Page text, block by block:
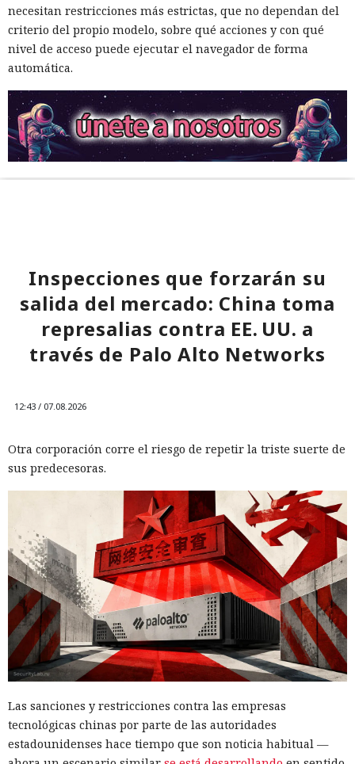
necesitan restricciones más estrictas, que no dependan del
criterio del propio modelo, sobre qué acciones y con qué
nivel de acceso puede ejecutar el navegador de forma
automática.
Inspecciones que forzarán su
salida del mercado: China toma
represalias contra EE. UU. a
través de Palo Alto Networks
12:43 / 07.08.2026
Otra corporación corre el riesgo de repetir la triste suerte de
sus predecesoras.
Las sanciones y restricciones contra las empresas
tecnológicas chinas por parte de las autoridades
estadounidenses hace tiempo que son noticia habitual —